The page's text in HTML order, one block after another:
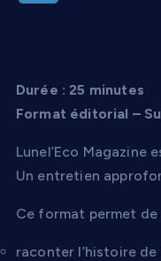
Durée : 25 minutes
Format éditorial –
Lunel’Eco Magazine
Un entretien
Ce format permet de
raconter l’histoire de